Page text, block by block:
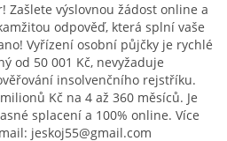
Zašlete výslovnou žádost online a
odpověď, která splní vaše
Vyřízení osobní půjčky je rychlé
od 50 001 Kč, nevyžaduje
insolvenčního rejstříku.
Kč na 4 až 360 měsíců. Je
splacení a 100% online. Více
jeskoj55@gmail.com